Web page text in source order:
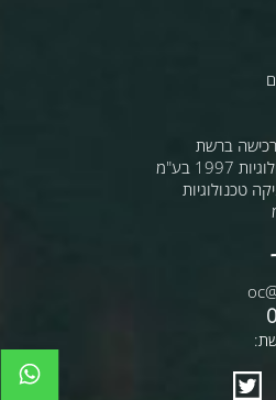
ברשת
בע"מ
טכנולוגיות